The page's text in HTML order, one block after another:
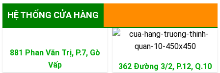
HỆ THỐNG CỬA HÀNG
881 Phan Văn Trị, P.7, Gò
Vấp
362 Đường 3/2, P.12, Q.10